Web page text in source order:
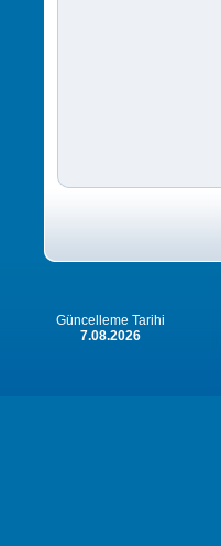
Güncelleme Tarihi
7.08.2026